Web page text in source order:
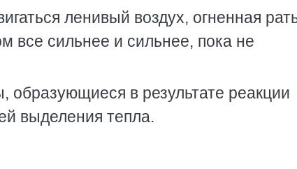
ленивый воздух, огненная
все сильнее и сильнее, пока не
в результате реакции
выделения тепла.